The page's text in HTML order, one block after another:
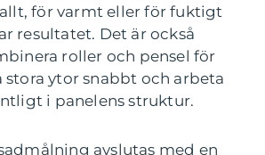
för varmt eller för fuktigt
resultatet. Det är också
roller och pensel för
stora ytor snabbt och arbeta
i panelens struktur.
avslutas med en